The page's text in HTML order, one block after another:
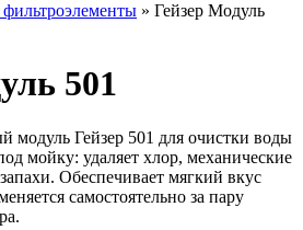
» Гейзер Модуль
501
модуль Гейзер 501 для очистки воды
мойку: удаляет хлор, механические
Обеспечивает мягкий вкус
самостоятельно за пару